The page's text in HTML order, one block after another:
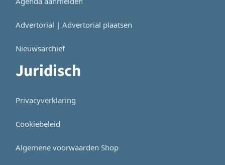
Advertorial | Advertorial plaatsen
Nieuwsarchief
Juridisch
Privacyverklaring
Cookiebeleid
Algemene voorwaarden Shop